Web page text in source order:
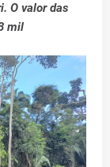
O valor das
mil